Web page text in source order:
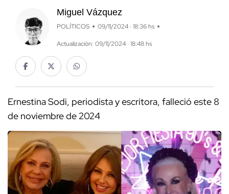
Miguel Vázquez
POLÍTICOS 09/11/2024 · 18:36 hs
Actualización: 09/11/2024 · 18:48 hs
Ernestina Sodi, periodista y escritora, falleció este 8
de noviembre de 2024